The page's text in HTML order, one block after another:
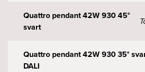
Quattro pendant 42W 930 45°
svart
Quattro pendant 42W 930 35°
DALI